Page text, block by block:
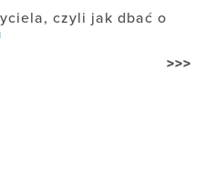
czyli jak dbać o
>>>